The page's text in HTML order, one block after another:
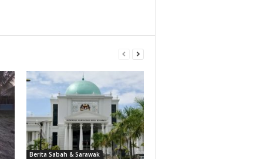
Berita Sabah & Sarawak